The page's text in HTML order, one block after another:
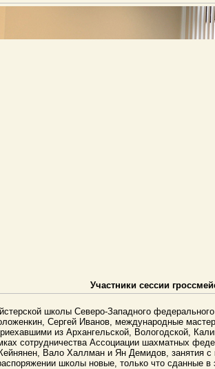
Участники сессии
школы Северо-Западного
Сергей Иванов, международные
из Архангельской, Вологодской,
сотрудничества Ассоциации шахматных
Вало Халлман и Ян Демидов, занятия с
школы новые, только что